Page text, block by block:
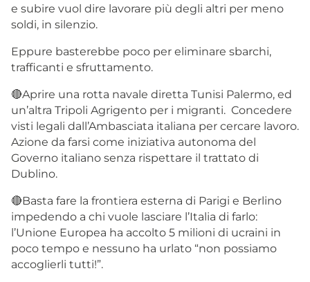
e subire vuol dire lavorare più degli altri per meno
soldi, in silenzio.
Eppure basterebbe poco per eliminare sbarchi,
trafficanti e sfruttamento.
🔴Aprire una rotta navale diretta Tunisi Palermo, ed
un’altra Tripoli Agrigento per i migranti. Concedere
visti legali dall’Ambasciata italiana per cercare lavoro.
Azione da farsi come iniziativa autonoma del
Governo italiano senza rispettare il trattato di
Dublino.
🔴Basta fare la frontiera esterna di Parigi e Berlino
impedendo a chi vuole lasciare l’Italia di farlo:
l’Unione Europea ha accolto 5 milioni di ucraini in
poco tempo e nessuno ha urlato “non possiamo
accoglierli tutti!”.